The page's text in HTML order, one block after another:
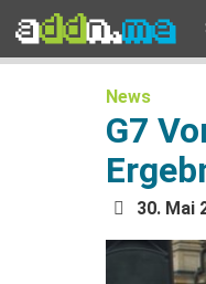
News
G7
30. Mai